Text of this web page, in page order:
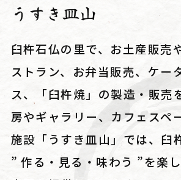
うすき皿山
臼杵石仏の里で、お土産販売
ストラン、お弁当販売、ケー
ス、「臼杵焼」の製造・販売
房やギャラリー、カフェスペ
施設「うすき皿山」では、臼
” 作る・見る・味わう ”を楽